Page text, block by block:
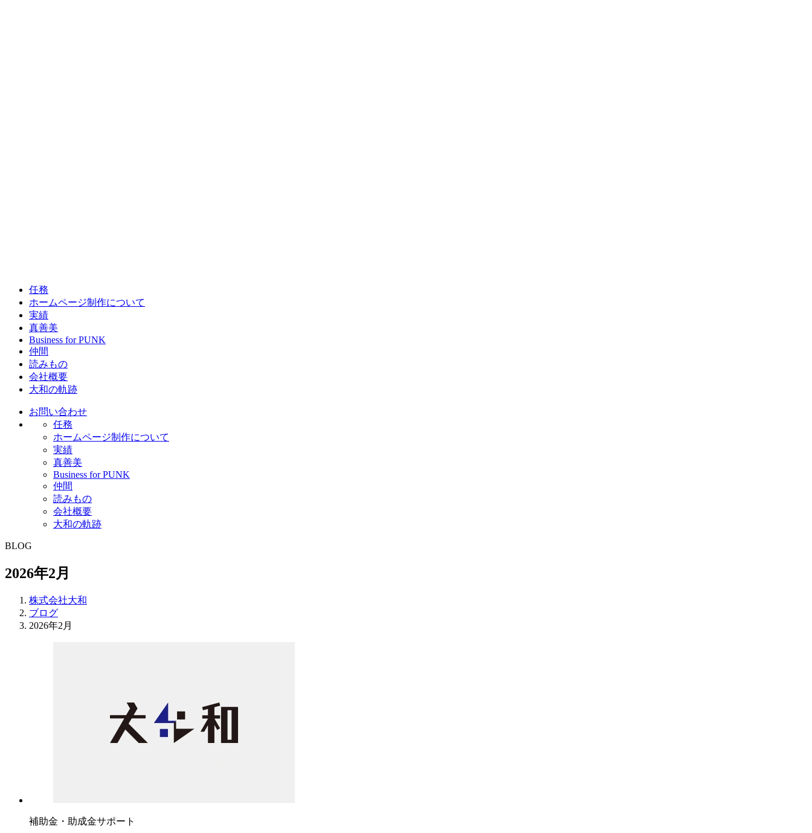
任務
ホームページ制作について
実績
真善美
Business for PUNK
仲間
読みもの
会社概要
大和の軌跡
お問い合わせ
任務
ホームページ制作について
実績
真善美
Business for PUNK
仲間
読みもの
会社概要
大和の軌跡
BLOG
2026年2月
株式会社大和
ブログ
2026年2月
補助金・助成金サポート